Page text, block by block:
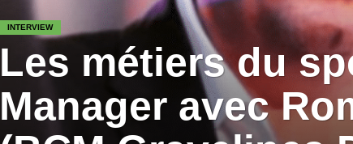
INTERVIEW
Les métiers du
Manager avec